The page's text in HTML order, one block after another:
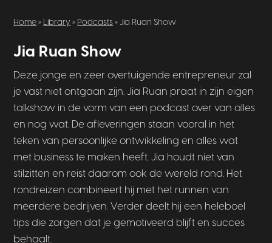
Home» Library » Podcasts» Jia Ruan Show
Jia Ruan Show
Deze jonge en zeer overtuigende entrepreneur zal
je vast niet ontgaan zijn. Jia Ruan praat in zijn eigen
talkshow in de vorm van een podcast over van alles
en nog wat. De afleveringen staan vooral in het
teken van persoonlijke ontwikkeling en alles wat
met business te maken heeft. Jia houdt niet van
stilzitten en reist daarom ook de wereld rond. Het
rondreizen combineert hij met het runnen van
meerdere bedrijven. Verder deelt hij een heleboel
tips die zorgen dat je gemotiveerd blijft en succes
behaalt.